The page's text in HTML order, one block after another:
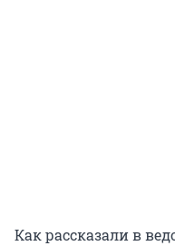
Как рассказали в